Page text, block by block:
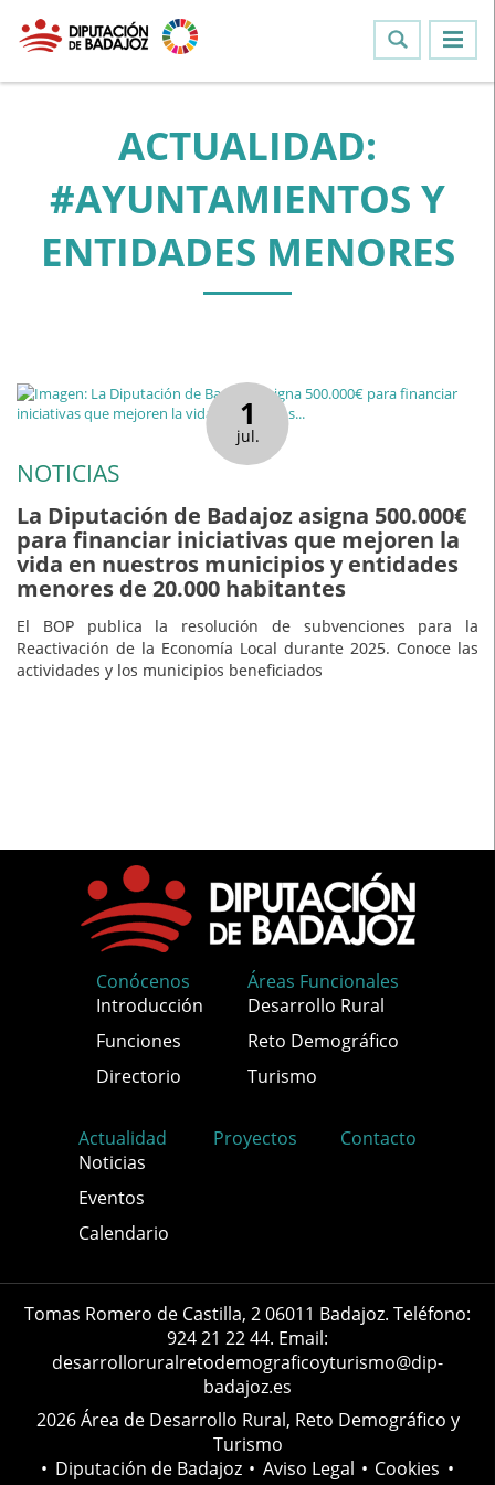
ACTUALIDAD:
#AYUNTAMIENTOS Y
ENTIDADES MENORES
1
jul.
NOTICIAS
La Diputación de Badajoz asigna 500.000€
para financiar iniciativas que mejoren la
vida en nuestros municipios y entidades
menores de 20.000 habitantes
El BOP publica la resolución de subvenciones para la
Reactivación de la Economía Local durante 2025. Conoce las
actividades y los municipios beneficiados
Conócenos
Introducción
Funciones
Directorio
Áreas Funcionales
Desarrollo Rural
Reto Demográfico
Turismo
Actualidad
Noticias
Eventos
Calendario
Proyectos Contacto
Tomas Romero de Castilla, 2 06011 Badajoz. Teléfono:
924 21 22 44. Email:
desarrolloruralretodemograficoyturismo@dip-
badajoz.es
2026 Área de Desarrollo Rural, Reto Demográfico y
Turismo
• Diputación de Badajoz • Aviso Legal • Cookies •